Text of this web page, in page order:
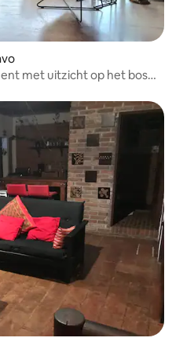
met uitzicht op het bos